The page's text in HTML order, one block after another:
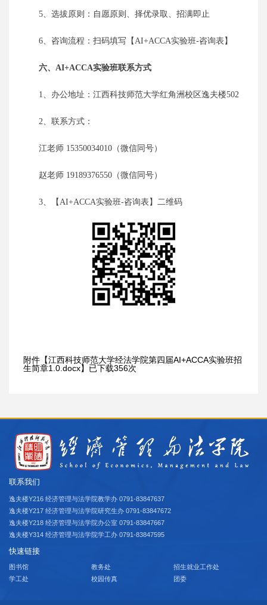
5、选拔原则：自愿原则、 择优录取、招满即止
6、 咨询流程 ：扫码填写 【AI+ACCA实验班-咨询表】
六、 AI+ACCA实验班联系方式
1、 办公地址：江西科技师范大学红角洲校区逸夫楼502
2、联系方式：
江老师 15350034010（微信同号）
赵老师 19189376550（微信同号）
3、 【AI+ACCA实验班-咨询表】二维码
附件【江西科技师范大学经法学院第四届AI+ACCA实验班招
生简章1.0.docx】已下载356次
联系我们
逸夫楼Y216 经济管理与法学院教学办 0791-83847637
逸夫楼Y217 经济管理与法学院研究生办 0791-83847672
逸夫楼Y218 经济管理与法学院办公室 0791-83847667
逸夫楼Y314 经济管理与法学院学工办 0791-83847595
快速链接
图书馆 教务处
招生就业工作处
学工处
校园传真 团委